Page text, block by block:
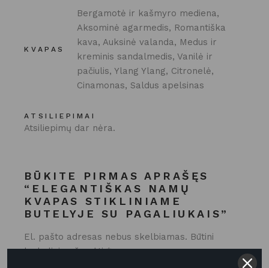
KVAPAS
Bergamotė ir kašmyro mediena,
Aksominė agarmedis, Romantiška
kava, Auksinė valanda, Medus ir
kreminis sandalmedis, Vanilė ir
pačiulis, Ylang Ylang, Citronelė,
Cinamonas, Saldus apelsinas
ATSILIEPIMAI
Atsiliepimų dar nėra.
BŪKITE PIRMAS APRAŠĘS
“ELEGANTIŠKAS NAMŲ
KVAPAS STIKLINIAME
BUTELYJE SU PAGALIUKAIS”
El. pašto adresas nebus skelbiamas. Būtini
laukeliai pažymėti*